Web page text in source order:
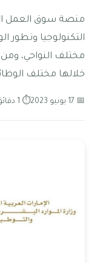
منصة سوق العمل
التكنولوجيا وتطور
مختلف النواحي، ومن
خلالها مختلف
📅 17 يونيو 2023 ⏱ 1 دقائق قراءة